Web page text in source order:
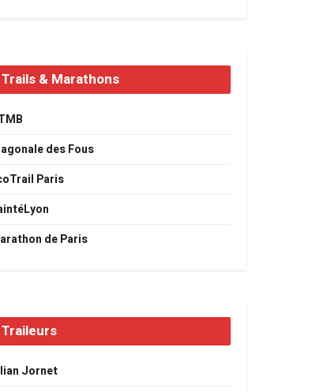
Trails & Marathons
des Fous
Paris
de Paris
Traileurs
Jornet